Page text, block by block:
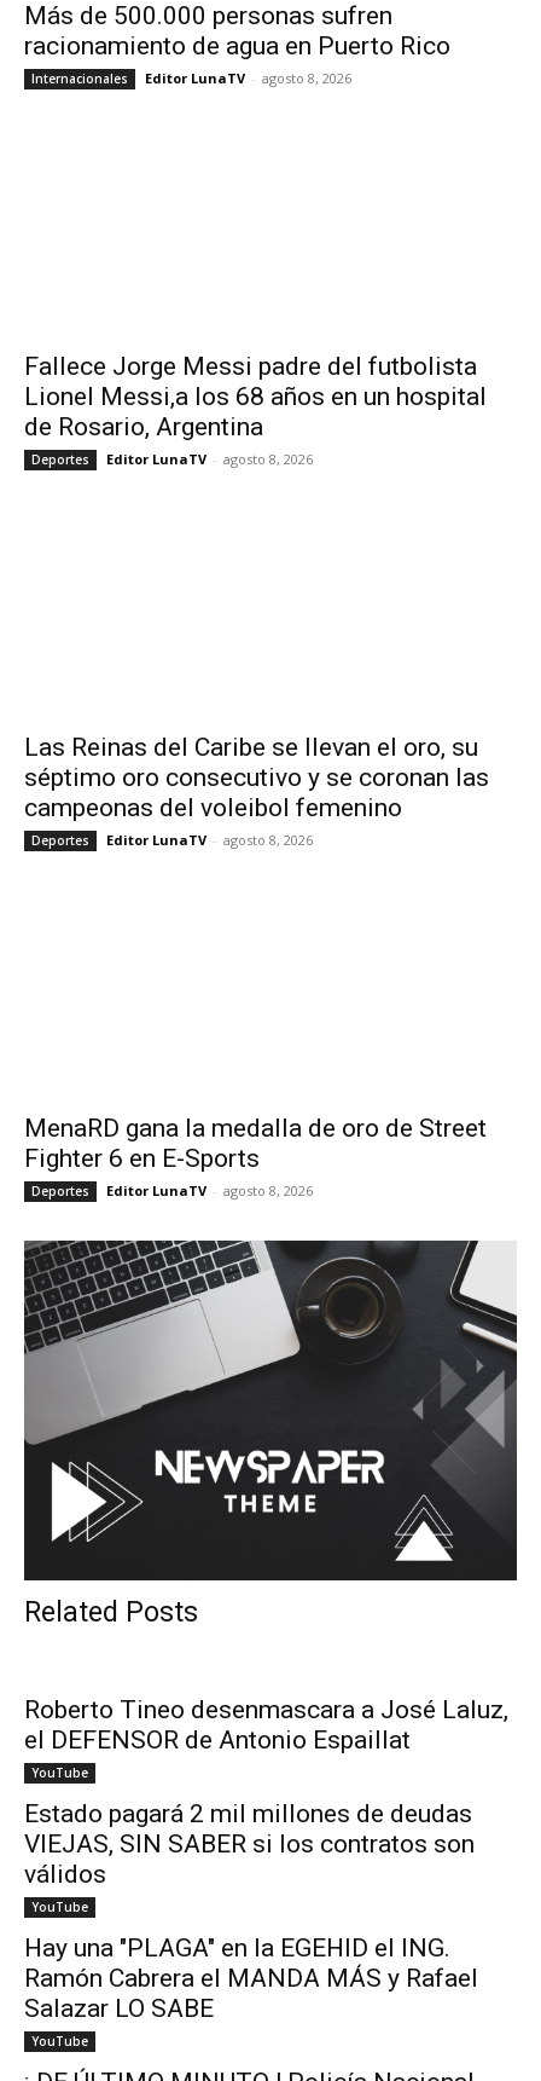
Más de 500.000 personas sufren
racionamiento de agua en Puerto Rico
Internacionales Editor LunaTV - agosto 8, 2026
Fallece Jorge Messi padre del futbolista
Lionel Messi,a los 68 años en un hospital
de Rosario, Argentina
Deportes Editor LunaTV - agosto 8, 2026
Las Reinas del Caribe se llevan el oro, su
séptimo oro consecutivo y se coronan las
campeonas del voleibol femenino
Deportes Editor LunaTV - agosto 8, 2026
MenaRD gana la medalla de oro de Street
Fighter 6 en E-Sports
Deportes Editor LunaTV - agosto 8, 2026
Related Posts
Roberto Tineo desenmascara a José Laluz,
el DEFENSOR de Antonio Espaillat
YouTube
Estado pagará 2 mil millones de deudas
VIEJAS, SIN SABER si los contratos son
válidos
YouTube
Hay una "PLAGA" en la EGEHID el ING.
Ramón Cabrera el MANDA MÁS y Rafael
Salazar LO SABE
YouTube